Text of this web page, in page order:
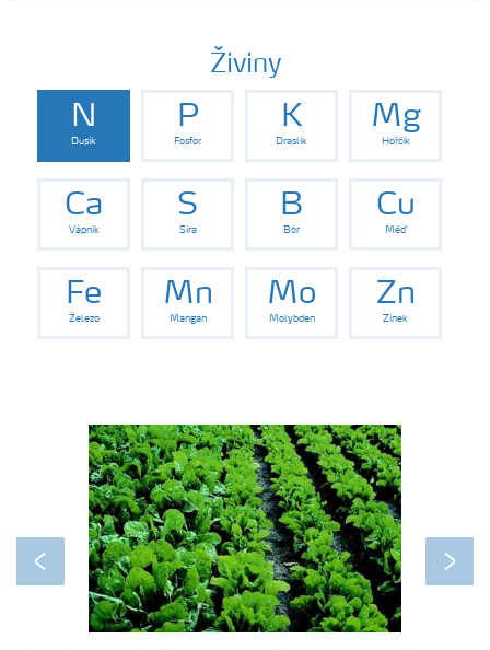
Bezpečnost hnojiv
Dokumenty
Živiny
N
Dusík
P
Fosfor
K
Draslík
Mg
Hořčík
Ca
Vápník
S
Síra
B
Bór
Cu
Měď
Fe
Železo
Mn
Mangan
Mo
Molybden
Zn
Zinek
Previous Next